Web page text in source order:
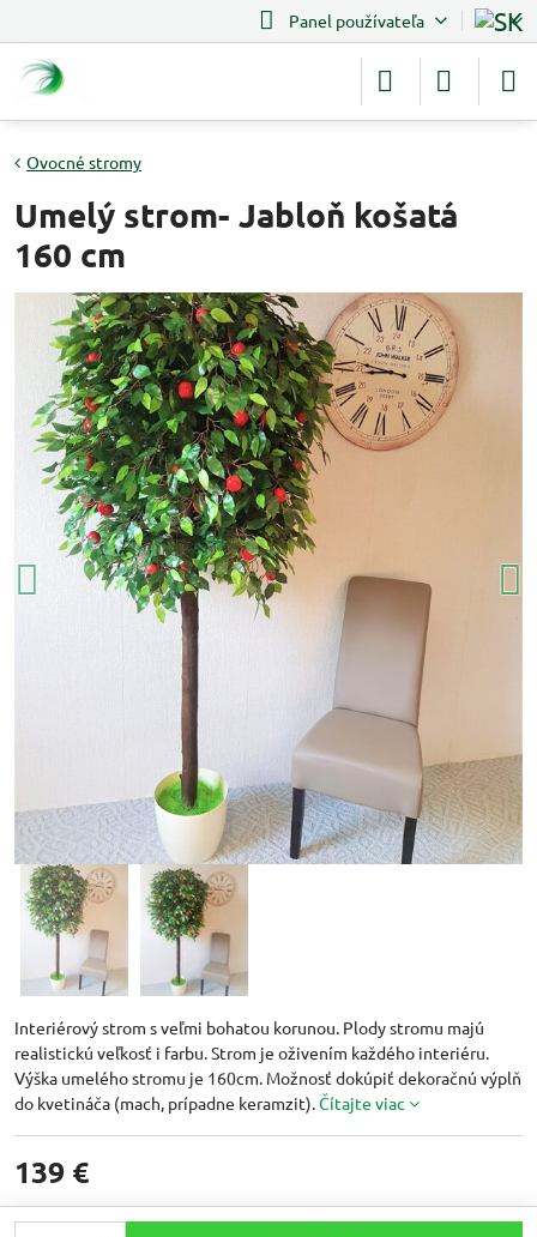
Panel používateľa
Ovocné stromy
Umelý strom- Jabloň košatá
160 cm
Interiérový strom s veľmi bohatou korunou. Plody stromu majú
realistickú veľkosť i farbu. Strom je oživením každého interiéru.
Výška umelého stromu je 160cm. Možnosť dokúpiť dekoračnú výplň
do kvetináča (mach, prípadne keramzit).Čítajte viac
139 €